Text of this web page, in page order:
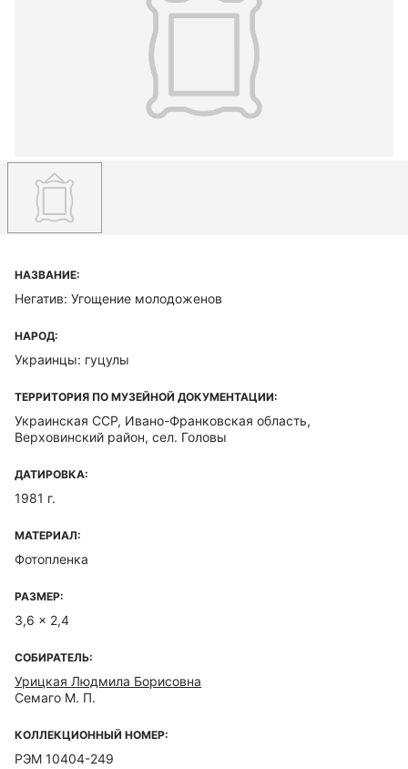
НАЗВАНИЕ:
Негатив: Угощение молодоженов
НАРОД:
Украинцы: гуцулы
ТЕРРИТОРИЯ ПО МУЗЕЙНОЙ ДОКУМЕНТАЦИИ:
Украинская ССР, Ивано-Франковская область,
Верховинский район, сел. Головы
ДАТИРОВКА:
1981 г.
МАТЕРИАЛ:
Фотопленка
РАЗМЕР:
3,6 x 2,4
СОБИРАТЕЛЬ:
Урицкая Людмила Борисовна
Семаго М. П.
КОЛЛЕКЦИОННЫЙ НОМЕР:
РЭМ 10404-249